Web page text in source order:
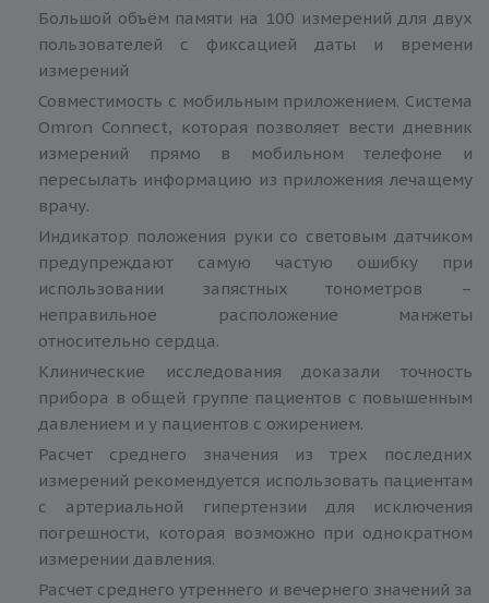
Большой объём памяти на 100 измерений для двух
пользователей с фиксацией даты и времени
измерений
Совместимость с мобильным приложением. Система
Omron Connect, которая позволяет вести дневник
измерений прямо в мобильном телефоне и
пересылать информацию из приложения лечащему
врачу.
Индикатор положения руки со световым датчиком
предупреждают самую частую ошибку при
использовании запястных тонометров –
неправильное расположение манжеты
относительно сердца.
Клинические исследования доказали точность
прибора в общей группе пациентов с повышенным
давлением и у пациентов с ожирением.
Расчет среднего значения из трех последних
измерений рекомендуется использовать пациентам
с артериальной гипертензии для исключения
погрешности, которая возможно при однократном
измерении давления.
Расчет среднего утреннего и вечернего значений за